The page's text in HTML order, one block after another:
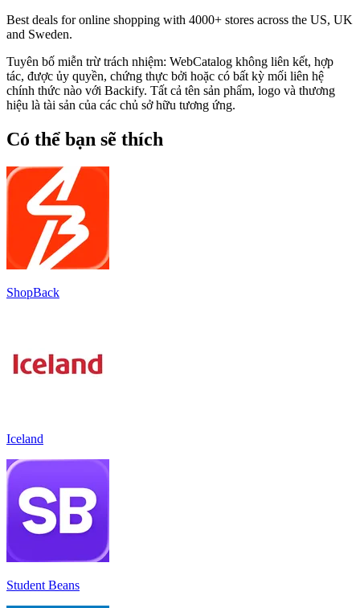
Best deals for online shopping with 4000+ stores across the US, UK
and Sweden.
Tuyên bố miễn trừ trách nhiệm: WebCatalog không liên kết, hợp
tác, được ủy quyền, chứng thực bởi hoặc có bất kỳ mối liên hệ
chính thức nào với Backify. Tất cả tên sản phẩm, logo và thương
hiệu là tài sản của các chủ sở hữu tương ứng.
Có thể bạn sẽ thích
ShopBack
Iceland
Student Beans